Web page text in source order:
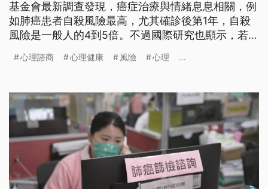
基金會最新調查發現，癌症治療與情緒息息相關，例
如肺癌患者自殺風險最高，尤其確診後第1年，自殺
風險是一般人的4到5倍。不過國際研究也顯示，若能
時間，整體死亡風險也會下降41%。
心理諮商 心理健康 風險 心理 ...